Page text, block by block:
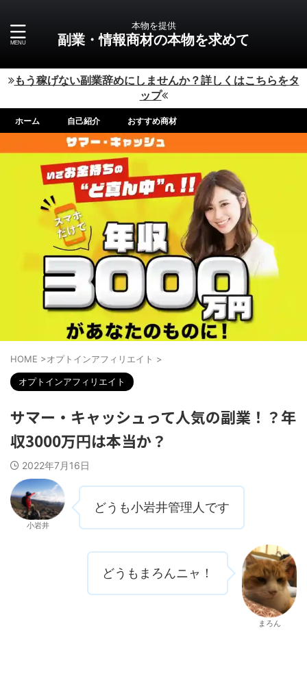
本物を提供
副業・情報商材の本物を求めて
もう稼げない副業辞めにしませんか？詳しくはこちらをタ
ップ
ホーム 自己紹介 おすすめ商材
HOME >オプトインアフィリエイト >
オプトインアフィリエイト
サマー・キャッシュって人気の副業！？年
収3000万円は本当か？
2022年7月16日
小岩井
どうも小岩井管理人です
どうもまろんニャ！
まろん